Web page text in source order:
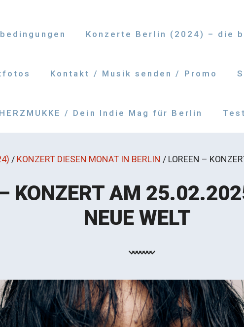
Konzerte Berlin (2024) – die
Kontakt / Musik senden / Promo
HERZMUKKE / Dein Indie Mag für Berlin
/ KONZERT DIESEN MONAT IN BERLIN /LOREEN –
KONZERT AM
NEUE WELT